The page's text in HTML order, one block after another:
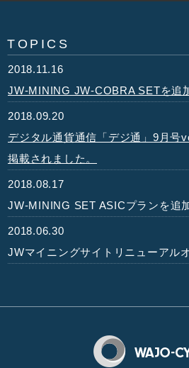
TOPICS
2018.11.16
JW-MINING JW-COBRA SETを追
2018.09.20
デジタル通貨通信「デジ通」9月号
掲載されました。
2018.08.17
JW-MINING SET ASICプランを追
2018.06.30
JWマイニングサイトリニューアル